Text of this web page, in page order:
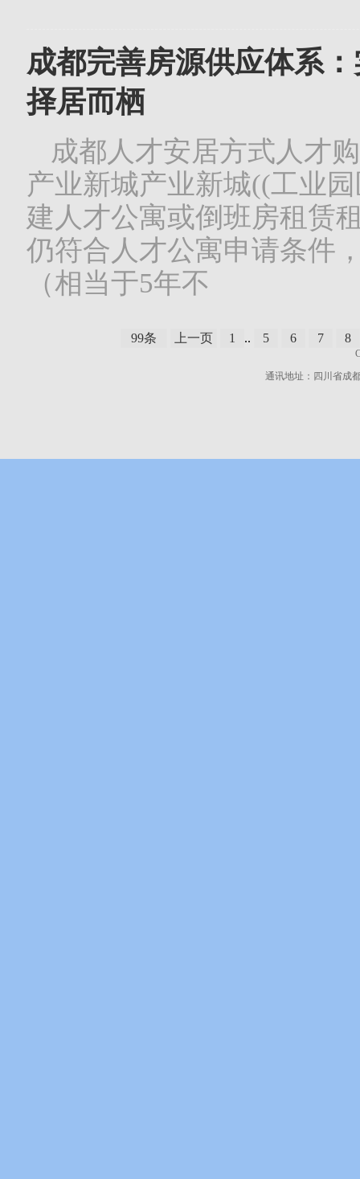
成都完善房源供应体系
择居而栖
成都人才安居方式人才
产业新城产业新城((工业
建人才公寓或倒班房租赁
仍符合人才公寓申请条件
（相当于5年不
99条 上一页 1 .. 5 6 7 8
通讯地址：四川省成